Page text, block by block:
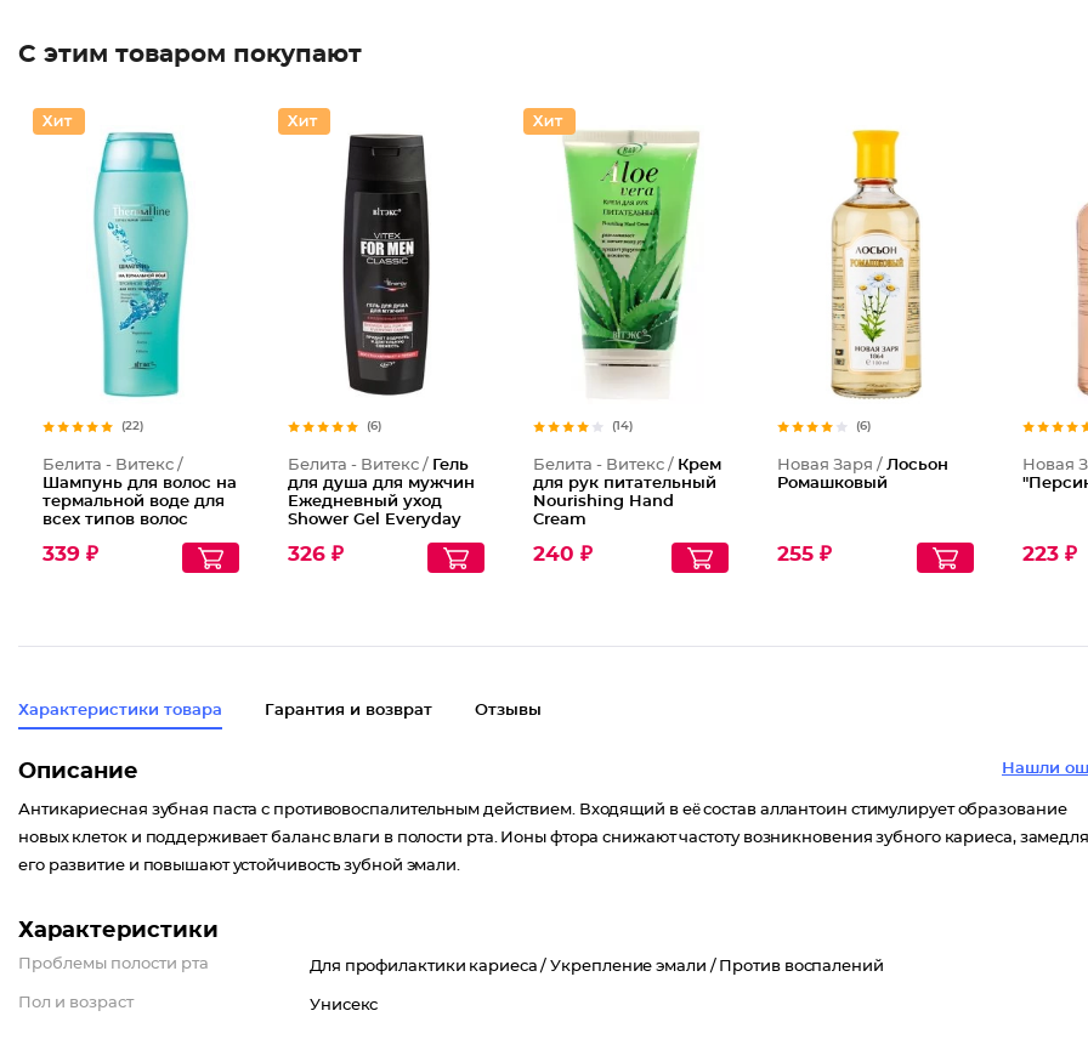
С этим товаром покупают
(22)
Белита - Витекс /
Шампунь для волос на
термальной воде для
всех типов волос
мл
339 ₽
(6)
Белита - Витекс / Гель
для душа для мужчин
Ежедневный уход
Shower Gel Everyday
326 ₽
(14)
Белита - Витекс / Крем
для рук питательный
Nourishing Hand
Cream
240 ₽
(6)
Новая Заря /Лосьон
Ромашковый
255 ₽
Новая
223 ₽
Характеристики товара Гарантия и возврат Отзывы
Нашли
Описание
Антикариесная зубная паста с противовоспалительным действием. Входящий в еë состав аллантоин стимулирует образование
новых клеток и поддерживает баланс влаги в полости рта. Ионы фтора снижают частоту возникновения зубного кариеса,
его развитие и повышают устойчивость зубной эмали.
Характеристики
Проблемы полости рта Для профилактики кариеса /Укрепление эмали / Против воспалений
Пол и возраст Унисекс